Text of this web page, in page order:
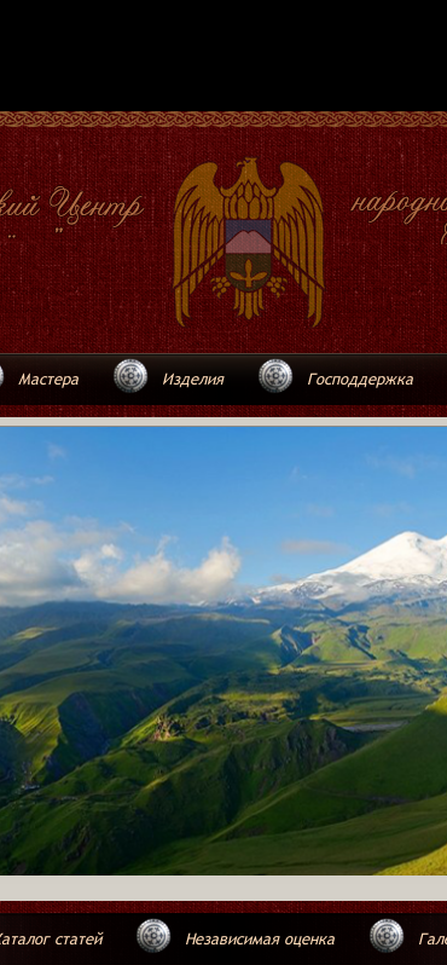
Мастера Изделия Господдержка
статей Независимая оценка